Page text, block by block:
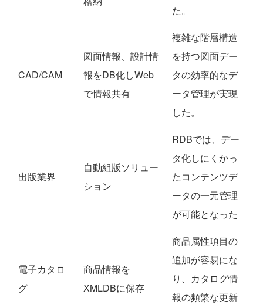
た。
CAD/CAM
図面情報、設計情
報をDB化しWeb
で情報共有
複雑な階層構造
を持つ図面デー
タの効率的なデ
ータ管理が実現
した。
出版業界
自動組版ソリュー
ション
RDBでは、デー
タ化しにくかっ
たコンテンツデ
ータの一元管理
が可能となった
電子カタロ
グ
商品情報を
XMLDBに保存
商品属性項目の
追加が容易にな
り、カタログ情
報の頻繁な更新